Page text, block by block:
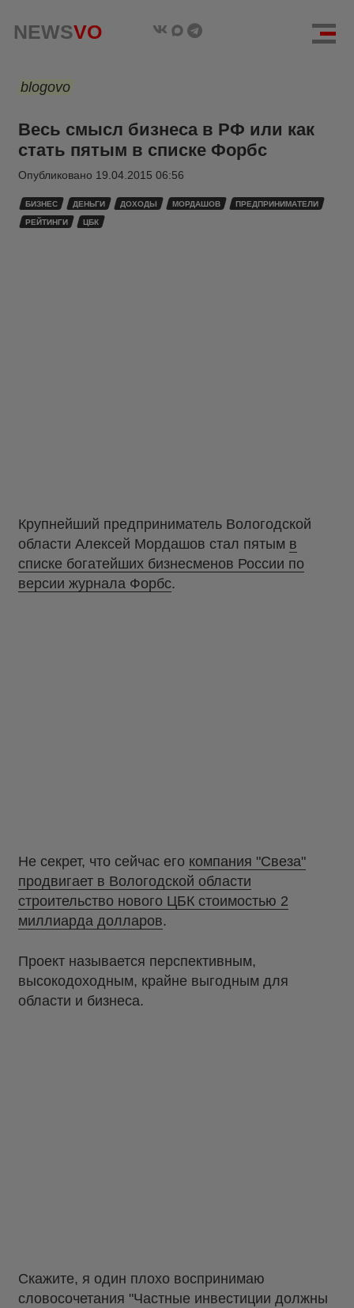
NEWSVO
blogovo
Весь смысл бизнеса в РФ или как
стать пятым в списке Форбс
Опубликовано 19.04.2015 06:56
БИЗНЕС ДЕНЬГИ ДОХОДЫ МОРДАШОВ ПРЕДПРИНИМАТЕЛИ
РЕЙТИНГИ ЦБК
Крупнейший предприниматель Вологодской
области Алексей Мордашов стал пятым в
списке богатейших бизнесменов России по
версии журнала Форбс.
Не секрет, что сейчас его компания "Свеза"
продвигает в Вологодской области
строительство нового ЦБК стоимостью 2
миллиарда долларов.
Проект называется перспективным,
высокодоходным, крайне выгодным для
области и бизнеса.
Скажите, я один плохо воспринимаю
словосочетания "Частные инвестиции должны